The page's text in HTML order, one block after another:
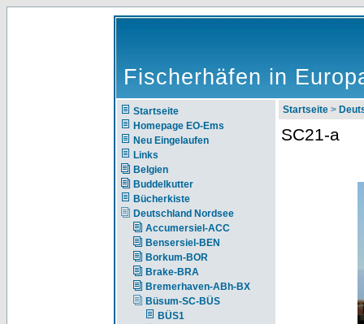
Fischerhäfen in
Startseite
Homepage EO-Ems
Neu Eingelaufen
Links
Belgien
Buddelkutter
Bücherkiste
Deutschland Nordsee
Accumersiel-ACC
Bensersiel-BEN
Borkum-BOR
Brake-BRA
Bremerhaven-ABh-BX
Büsum-SC-BÜS
BÜS1
Startseite >
SC21-a